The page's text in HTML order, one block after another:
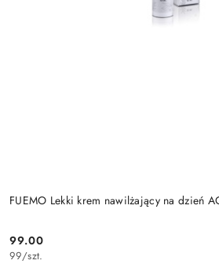
FUEMO Lekki krem nawilżający na dzień
Cena:
99.00
99/szt.